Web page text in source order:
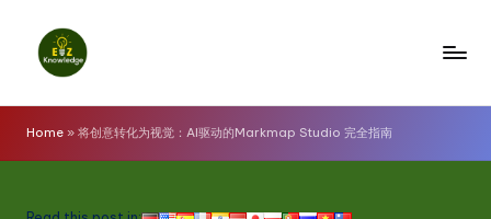
z
K
Home » 将创意转化为视觉：AI驱动的Markmap Studio 完全指南